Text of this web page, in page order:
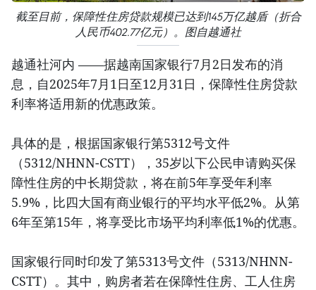
截至目前，保障性住房贷款规模已达到145万亿越盾（折合
人民币402.77亿元）。图自越通社
越通社河内 ——据越南国家银行7月2日发布的消
息，自2025年7月1日至12月31日，保障性住房贷款
利率将适用新的优惠政策。
具体的是，根据国家银行第5312号文件
（5312/NHNN-CSTT），35岁以下公民申请购买保
障性住房的中长期贷款，将在前5年享受年利率
5.9%，比四大国有商业银行的平均水平低2%。从第
6年至第15年，将享受比市场平均利率低1%的优惠。
国家银行同时印发了第5313号文件（5313/NHNN-
CSTT）。其中，购房者若在保障性住房、工人住房